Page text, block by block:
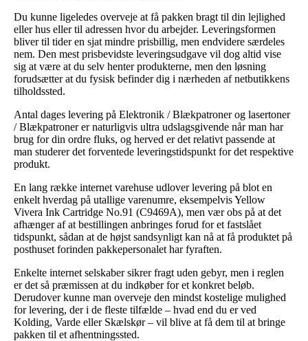
Du kunne ligeledes overveje at få pakken bragt til din lejlighed
eller hus eller til adressen hvor du arbejder. Leveringsformen
bliver til tider en sjat mindre prisbillig, men endvidere særdeles
nem. Den mest prisbevidste leveringsudgave vil dog altid vise
sig at være at du selv henter produkterne, men den løsning
forudsætter at du fysisk befinder dig i nærheden af netbutikkens
tilholdssted.
Antal dages levering på Elektronik / Blækpatroner og lasertoner
/ Blækpatroner er naturligvis ultra udslagsgivende når man har
brug for din ordre fluks, og herved er det relativt passende at
man studerer det forventede leveringstidspunkt for det respektive
produkt.
En lang række internet varehuse udlover levering på blot en
enkelt hverdag på utallige varenumre, eksempelvis Yellow
Vivera Ink Cartridge No.91 (C9469A), men vær obs på at det
afhænger af at bestillingen anbringes forud for et fastslået
tidspunkt, sådan at de højst sandsynligt kan nå at få produktet på
posthuset forinden pakkepersonalet har fyraften.
Enkelte internet selskaber sikrer fragt uden gebyr, men i reglen
er det så præmissen at du indkøber for et konkret beløb.
Derudover kunne man overveje den mindst kostelige mulighed
for levering, der i de fleste tilfælde – hvad end du er ved
Kolding, Varde eller Skælskør – vil blive at få dem til at bringe
pakken til et afhentningssted.